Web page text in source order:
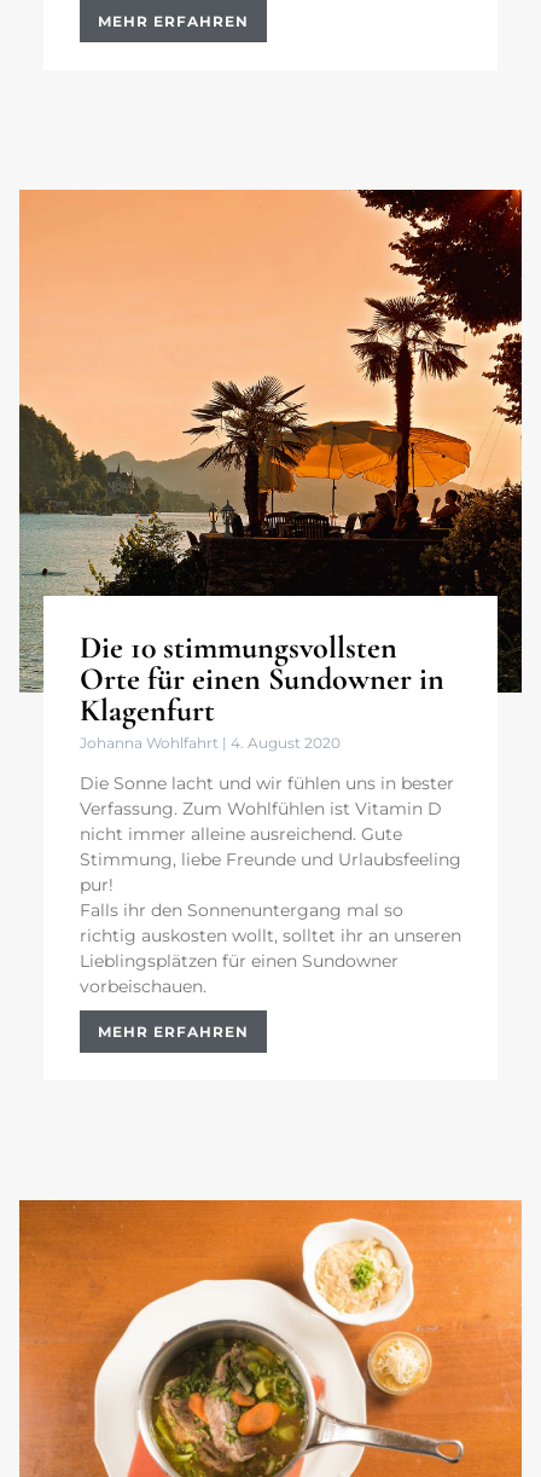
MEHR ERFAHREN
Die 10 stimmungsvollsten
Orte für einen Sundowner in
Klagenfurt
Johanna Wohlfahrt 4. August 2020
Die Sonne lacht und wir fühlen uns in bester
Verfassung. Zum Wohlfühlen ist Vitamin D
nicht immer alleine ausreichend. Gute
Stimmung, liebe Freunde und Urlaubsfeeling
pur!
Falls ihr den Sonnenuntergang mal so
richtig auskosten wollt, solltet ihr an unseren
Lieblingsplätzen für einen Sundowner
vorbeischauen.
MEHR ERFAHREN